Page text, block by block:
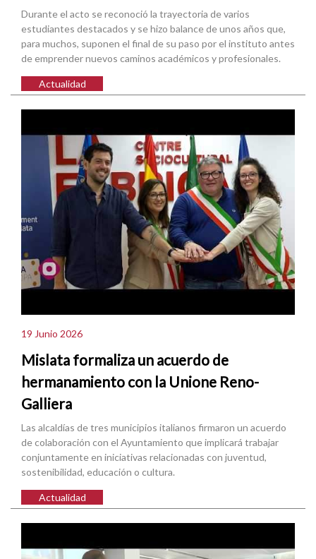
Durante el acto se reconoció la trayectoria de varios
estudiantes destacados y se hizo balance de unos años que,
para muchos, suponen el final de su paso por el instituto antes
de emprender nuevos caminos académicos y profesionales.
Actualidad
19 Junio 2026
Mislata formaliza un acuerdo de
hermanamiento con la Unione Reno-
Galliera
Las alcaldías de tres municipios italianos firmaron un acuerdo
de colaboración con el Ayuntamiento que implicará trabajar
conjuntamente en iniciativas relacionadas con juventud,
sostenibilidad, educación o cultura.
Actualidad